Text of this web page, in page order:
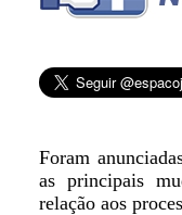
Foram
as principais
relação aos